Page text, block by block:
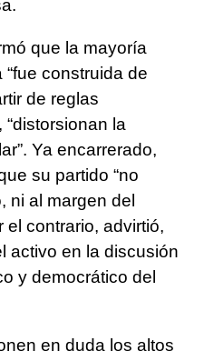
que la mayoría
“fue construida de
de reglas
“distorsionan la
Ya encarrerado,
su partido “no
ni al margen del
el contrario, advirtió,
activo en la discusión
y democrático del
en duda los altos